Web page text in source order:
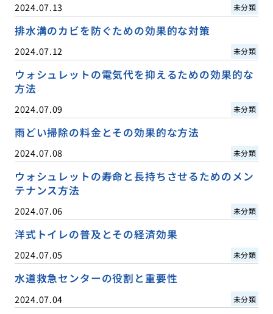
2024.07.13 未分類
排水溝のカビを防ぐための効果的な対策
2024.07.12 未分類
ウォシュレットの電気代を抑えるための効果的な
方法
2024.07.09 未分類
雨どい掃除の料金とその効果的な方法
2024.07.08 未分類
ウォシュレットの寿命と長持ちさせるためのメン
テナンス方法
2024.07.06 未分類
洋式トイレの普及とその経済効果
2024.07.05 未分類
水道救急センターの役割と重要性
2024.07.04 未分類